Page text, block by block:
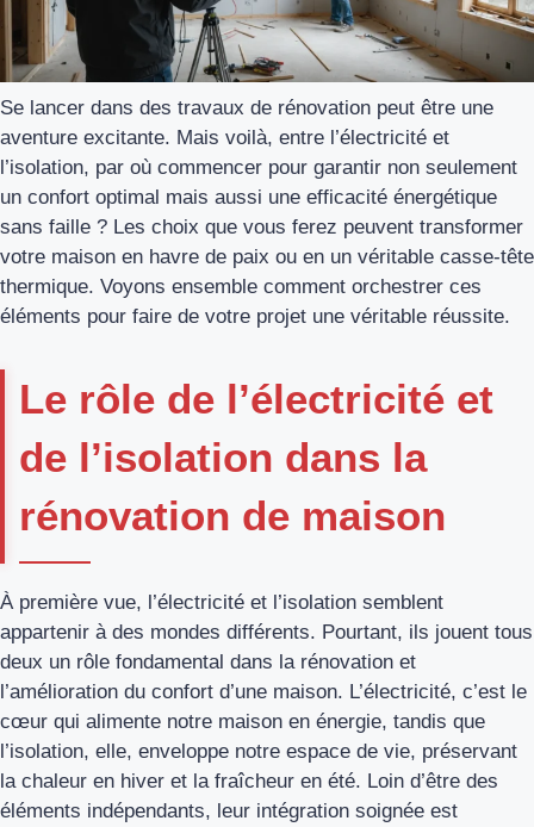
Se lancer dans des travaux de rénovation peut être une
aventure excitante. Mais voilà, entre l’électricité et
l’isolation, par où commencer pour garantir non seulement
un confort optimal mais aussi une efficacité énergétique
sans faille ? Les choix que vous ferez peuvent transformer
votre maison en havre de paix ou en un véritable casse-tête
thermique. Voyons ensemble comment orchestrer ces
éléments pour faire de votre projet une véritable réussite.
Le rôle de l’électricité et
de l’isolation dans la
rénovation de maison
À première vue, l’électricité et l’isolation semblent
appartenir à des mondes différents. Pourtant, ils jouent tous
deux un rôle fondamental dans la rénovation et
l’amélioration du confort d’une maison. L’électricité, c’est le
cœur qui alimente notre maison en énergie, tandis que
l’isolation, elle, enveloppe notre espace de vie, préservant
la chaleur en hiver et la fraîcheur en été. Loin d’être des
éléments indépendants, leur intégration soignée est